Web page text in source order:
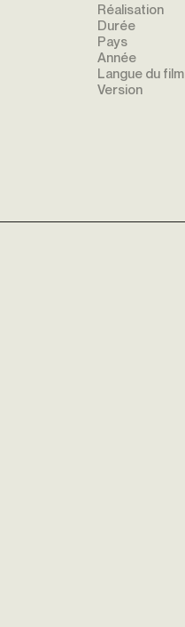
Réalisation
Durée
Pays
Année
Langue du film
Version